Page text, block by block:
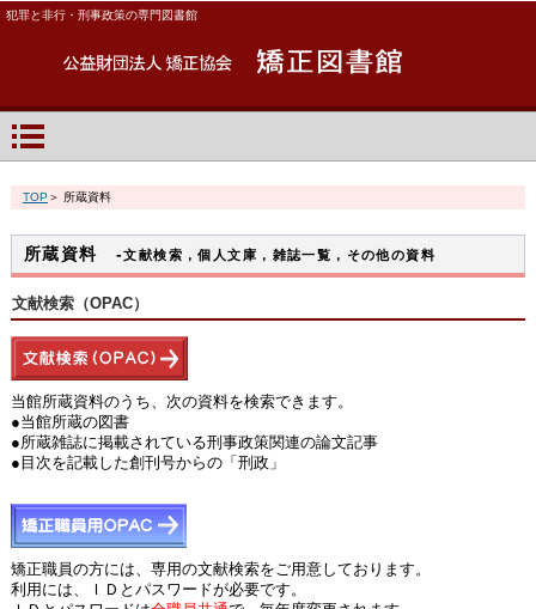
犯罪と非行・刑事政策の専門図書館
TOP＞ 所蔵資料
所蔵資料 -文献検索，個人文庫，雑誌一覧，その他の資料
文献検索（OPAC）
当館所蔵資料のうち、次の資料を検索できます。
●当館所蔵の図書
●所蔵雑誌に掲載されている刑事政策関連の論文記事
●目次を記載した創刊号からの「刑政」
矯正職員の方には、専用の文献検索をご用意しております。
利用には、ＩＤとパスワードが必要です。